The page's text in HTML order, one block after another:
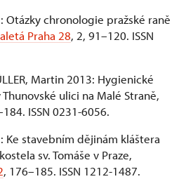
Otázky chronologie pražské raně
Praha 28, 2, 91–120. ISSN
Martin 2013: Hygienické
ulici na Malé Straně,
ISSN 0231-6056.
Ke stavebním dějinám kláštera
sv. Tomáše v Praze,
, 176–185. ISSN 1212-1487.